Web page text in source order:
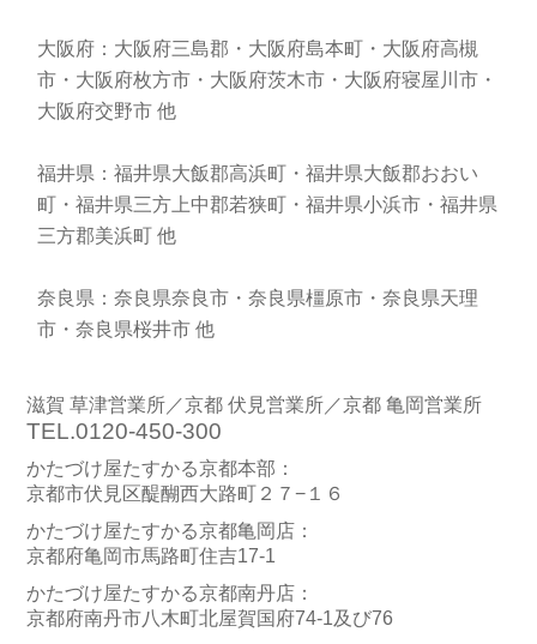
大阪府：大阪府三島郡・大阪府島本町・大阪府高槻
市・大阪府枚方市・大阪府茨木市・大阪府寝屋川市・
大阪府交野市 他
福井県：福井県大飯郡高浜町・福井県大飯郡おおい
町・福井県三方上中郡若狭町・福井県小浜市・福井県
三方郡美浜町 他
奈良県：奈良県奈良市・奈良県橿原市・奈良県天理
市・奈良県桜井市 他
滋賀 草津営業所／京都 伏見営業所／京都 亀岡営業所
TEL.0120-450-300
かたづけ屋たすかる京都本部：
京都市伏見区醍醐西大路町２７−１６
かたづけ屋たすかる京都亀岡店：
京都府亀岡市馬路町住吉17-1
かたづけ屋たすかる京都南丹店：
京都府南丹市八木町北屋賀国府74-1及び76